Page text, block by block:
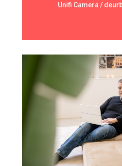
Unifi Camera /